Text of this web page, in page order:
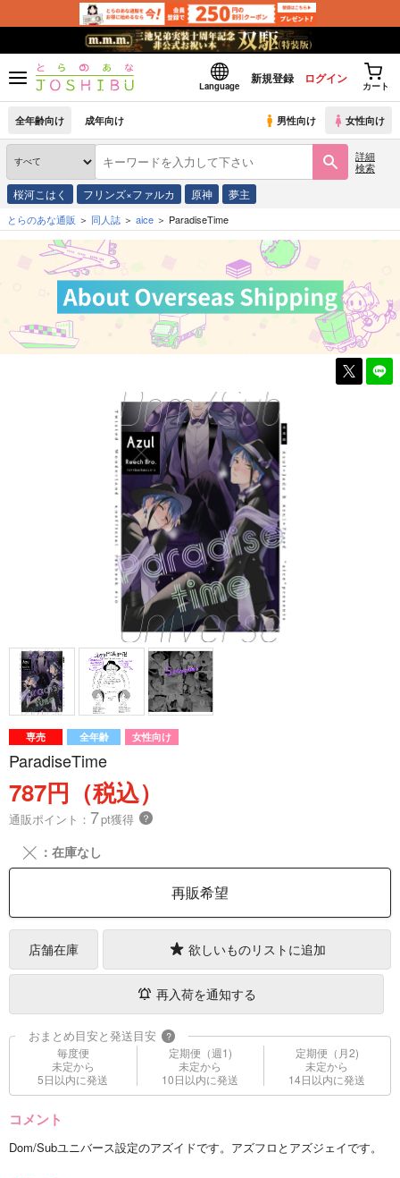
Language
新規登録 ログイン
カート
全年齢向け 成年向け 男性向け 女性向け
詳細
検索
桜河こはく フリンズ×ファルカ 原神 夢主
とらのあな通販 同人誌 aice ParadiseTime
専売 全年齢 女性向け
ParadiseTime
787円（税込）
通販ポイント： 7pt獲得 ？
╳ ：在庫なし
再販希望
店舗在庫 欲しいものリストに追加
再入荷を通知する
おまとめ目安と発送目安 ?
毎度便
未定から
5日以内に発送
定期便（週1)
未定から
10日以内に発送
定期便（月2)
未定から
14日以内に発送
コメント
Dom/Subユニバース設定のアズイドです。アズフロとアズジェイです。